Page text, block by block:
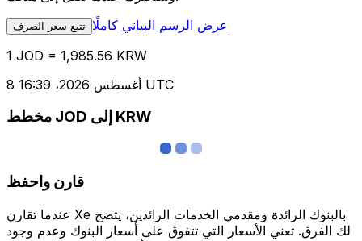
تتبع سعر الصرف عرض الرسم البياني كاملًا
1 JOD = 1,985.56 KRW
8 أغسطس 2026، 16:39 UTC
مخطط JOD إلى KRW
قارن واحفظ
عندما تقارن Xe بالبنوك الرائدة ومقدمي الخدمات الرائدين، يتضح
لك الفرق. تعني الأسعار التي تتفوق على أسعار البنوك وعدم وجود